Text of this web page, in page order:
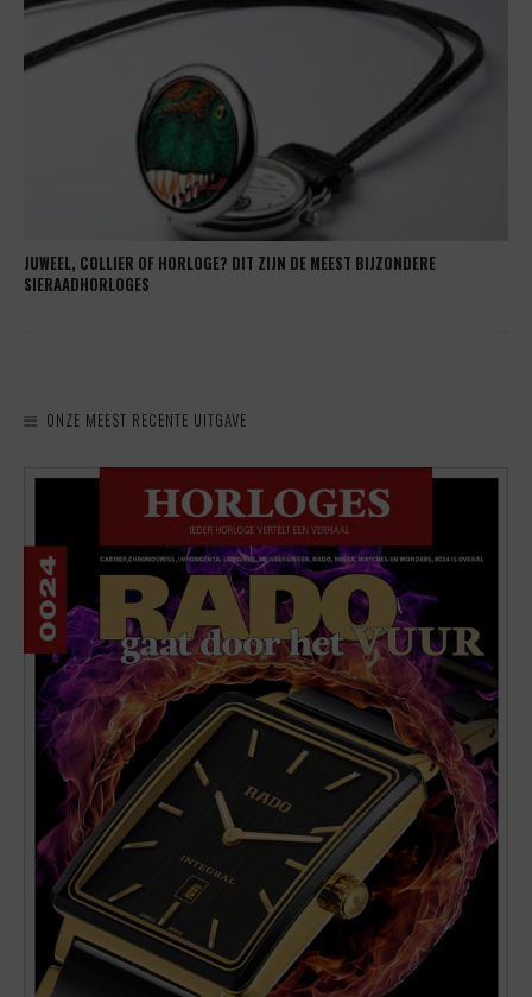
JUWEEL, COLLIER OF HORLOGE? DIT ZIJN DE MEEST BIJZONDERE
SIERAADHORLOGES
ONZE MEEST RECENTE UITGAVE